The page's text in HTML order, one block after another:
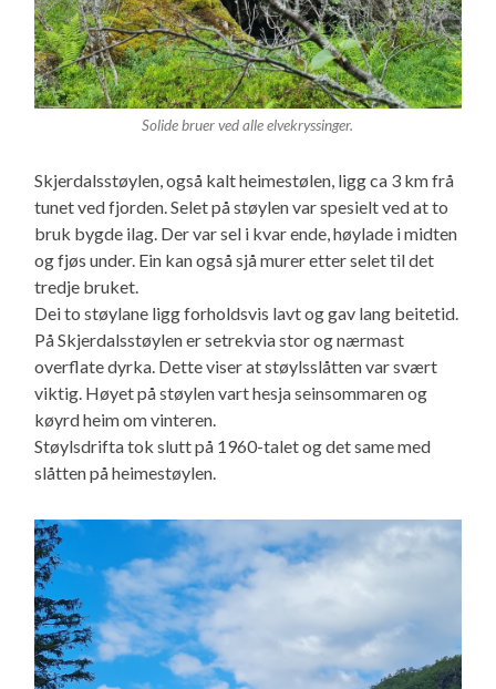
Solide bruer ved alle elvekryssinger.
Skjerdalsstøylen, også kalt heimestølen, ligg ca 3 km frå
tunet ved fjorden. Selet på støylen var spesielt ved at to
bruk bygde ilag. Der var sel i kvar ende, høylade i midten
og fjøs under. Ein kan også sjå murer etter selet til det
tredje bruket.
Dei to støylane ligg forholdsvis lavt og gav lang beitetid.
På Skjerdalsstøylen er setrekvia stor og nærmast
overflate dyrka. Dette viser at støylsslåtten var svært
viktig. Høyet på støylen vart hesja seinsommaren og
køyrd heim om vinteren.
Støylsdrifta tok slutt på 1960-talet og det same med
slåtten på heimestøylen.